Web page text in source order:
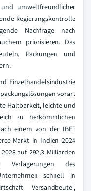
umweltfreundlicher
Regierungskontrolle
Nachfrage nach
priorisieren. Das
Packungen und
Einzelhandelsindustrie
voran.
Haltbarkeit, leichte und
zu herkömmlichen
einem von der IBEF
Markt in Indien 2024
auf 292,3 Milliarden
des
schnell in
Versandbeutel,